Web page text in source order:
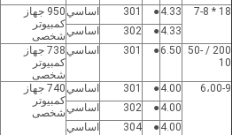
18 * 7-8
4.33
●
301 اساسي
950 جهاز
كمبيوتر
شخصى
4.33
●
302
اساسي
200 / 50-
10
6.50
●
301 اساسي
738 جهاز
كمبيوتر
شخصى
6،00-9 4.00
●
301 اساسي
740 جهاز
كمبيوتر
شخصى
4.00
●
302
اساسي
4.00
●
304
اساسي